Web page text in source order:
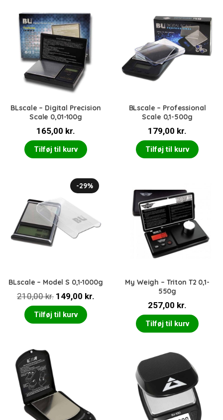
BLscale – Digital Precision
Scale 0,01-100g
165,00 kr.
Tilføj til kurv
BLscale – Professional
Scale 0,1-500g
179,00 kr.
Tilføj til kurv
-29%
BLscale – Model S 0,1-1000g
210,00kr. Den
oprindelige
pris
149,00 kr.
Tilføj til kurv
My Weigh – Triton T2 0,1-
550g
257,00 kr.
Tilføj til kurv